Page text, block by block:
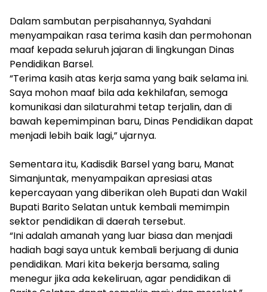
‎Dalam sambutan perpisahannya, Syahdani
menyampaikan rasa terima kasih dan permohonan
maaf kepada seluruh jajaran di lingkungan Dinas
Pendidikan Barsel.
‎“Terima kasih atas kerja sama yang baik selama ini.
Saya mohon maaf bila ada kekhilafan, semoga
komunikasi dan silaturahmi tetap terjalin, dan di
bawah kepemimpinan baru, Dinas Pendidikan dapat
menjadi lebih baik lagi,” ujarnya.
‎Sementara itu, Kadisdik Barsel yang baru, Manat
Simanjuntak, menyampaikan apresiasi atas
kepercayaan yang diberikan oleh Bupati dan Wakil
Bupati Barito Selatan untuk kembali memimpin
sektor pendidikan di daerah tersebut.
‎“Ini adalah amanah yang luar biasa dan menjadi
hadiah bagi saya untuk kembali berjuang di dunia
pendidikan. Mari kita bekerja bersama, saling
menegur jika ada kekeliruan, agar pendidikan di